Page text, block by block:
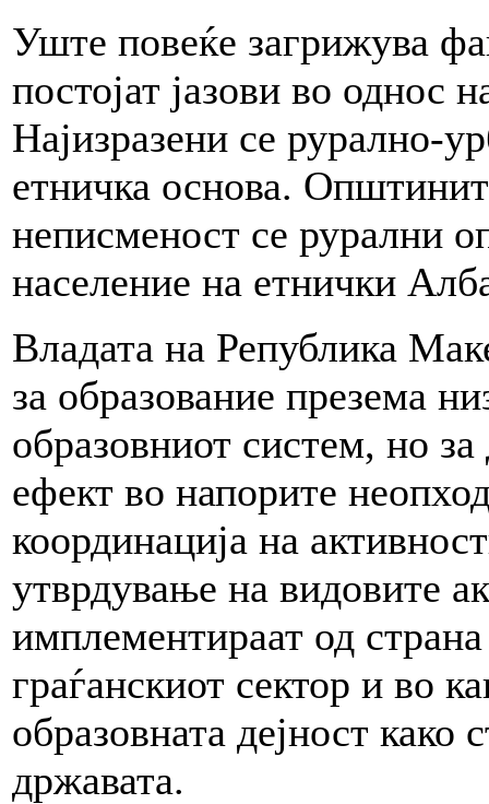
Уште повеќе загрижува
постојат јазови во однос
Најизразени се рурално-
етничка основа.
неписменост се рурални
население на етнички
Владата на Република
за образование презема
образовниот систем, но
ефект во напорите
координација на
утврдување на видовите
имплементираат од
граѓанскиот сектор и во
образовната дејност како
државата.